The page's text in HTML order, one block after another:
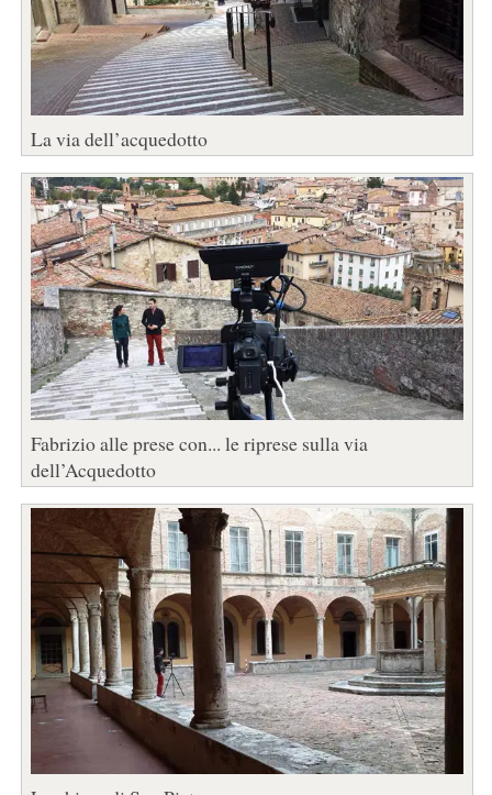
La via dell’acquedotto
Fabrizio alle prese con... le riprese sulla via
dell’Acquedotto